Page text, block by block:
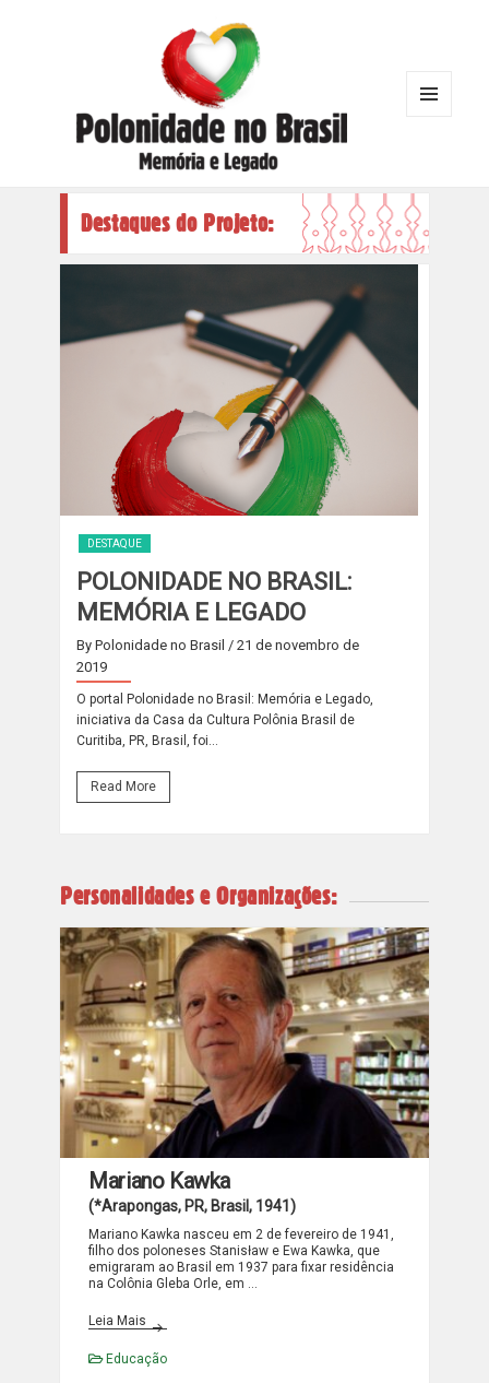
Polonidade no Brasil
Destaques do Projeto:
DESTAQUE
POLONIDADE NO BRASIL:
MEMÓRIA E LEGADO
By Polonidade no Brasil / 21 de novembro de
2019
O portal Polonidade no Brasil: Memória e Legado,
iniciativa da Casa da Cultura Polônia Brasil de
Curitiba, PR, Brasil, foi...
Read More
Personalidades e Organizações:
Mariano Kawka
(*Arapongas, PR, Brasil, 1941)
Mariano Kawka nasceu em 2 de fevereiro de 1941,
filho dos poloneses Stanisław e Ewa Kawka, que
emigraram ao Brasil em 1937 para fixar residência
na Colônia Gleba Orle, em …
Leia Mais
Educação